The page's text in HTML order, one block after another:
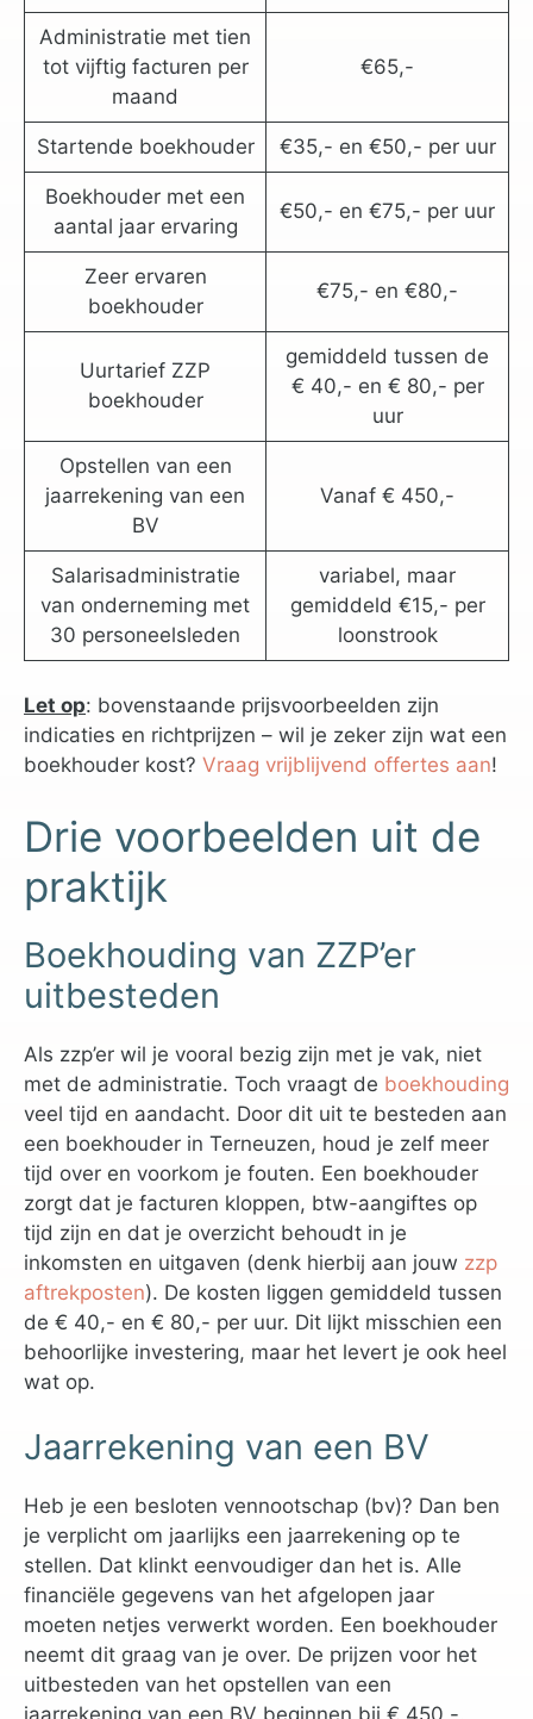
Administratie met tien
tot vijftig facturen per
maand
€65,-
Startende boekhouder €35,- en €50,- per uur
Boekhouder met een
aantal jaar ervaring
€50,- en €75,- per uur
Zeer ervaren
boekhouder
€75,- en €80,-
Uurtarief ZZP
boekhouder
gemiddeld tussen de
€ 40,- en € 80,- per
uur
Opstellen van een
jaarrekening van een
BV
Vanaf € 450,-
Salarisadministratie
van onderneming met
30 personeelsleden
variabel, maar
gemiddeld €15,- per
loonstrook
Let op: bovenstaande prijsvoorbeelden zijn
indicaties en richtprijzen – wil je zeker zijn wat een
boekhouder kost? Vraag vrijblijvend offertes aan!
Drie voorbeelden uit de
praktijk
Boekhouding van ZZP’er
uitbesteden
Als zzp’er wil je vooral bezig zijn met je vak, niet
met de administratie. Toch vraagt de boekhouding
veel tijd en aandacht. Door dit uit te besteden aan
een boekhouder in Terneuzen, houd je zelf meer
tijd over en voorkom je fouten. Een boekhouder
zorgt dat je facturen kloppen, btw-aangiftes op
tijd zijn en dat je overzicht behoudt in je
inkomsten en uitgaven (denk hierbij aan jouw zzp
aftrekposten). De kosten liggen gemiddeld tussen
de € 40,- en € 80,- per uur. Dit lijkt misschien een
behoorlijke investering, maar het levert je ook heel
wat op.
Jaarrekening van een BV
Heb je een besloten vennootschap (bv)? Dan ben
je verplicht om jaarlijks een jaarrekening op te
stellen. Dat klinkt eenvoudiger dan het is. Alle
financiële gegevens van het afgelopen jaar
moeten netjes verwerkt worden. Een boekhouder
neemt dit graag van je over. De prijzen voor het
uitbesteden van het opstellen van een